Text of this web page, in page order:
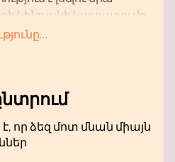
կենդանի կատարումը,
City», «Ayy Macarena»,
վայր, որը
Սրահը հագեցած է
լուսային
որ ձեզ մոտ մնան միայն